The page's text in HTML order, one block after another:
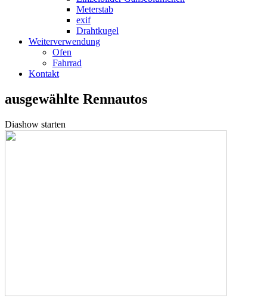
Meterstab
exif
Drahtkugel
Weiterverwendung
Ofen
Fahrrad
Kontakt
ausgewählte Rennautos
Diashow starten